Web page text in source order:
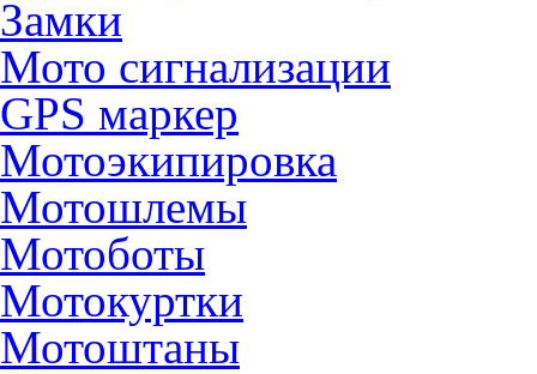
Замки
Мото сигнализации
GPS маркер
Мотоэкипировка
Мотошлемы
Мотоботы
Мотокуртки
Мотоштаны